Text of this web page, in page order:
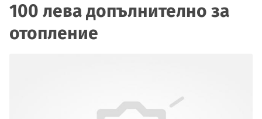
100 лева допълнително за
отопление